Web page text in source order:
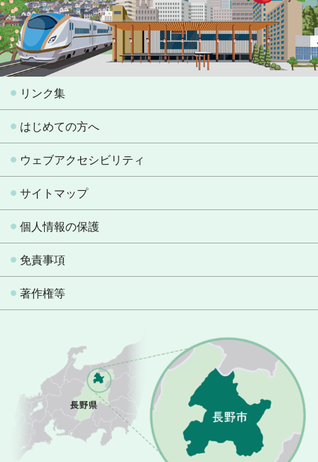
リンク集
はじめての方へ
ウェブアクセシビリティ
サイトマップ
個人情報の保護
免責事項
著作権等